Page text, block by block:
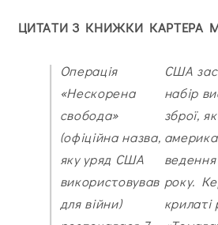
ЦИТАТИ З КНИЖКИ КАРТЕРА
Операція
«Нескорена
свобода»
(офіційна назва,
яку уряд США
використовував
для війни)
США
набір
зброї,
ведення
року.
крилаті